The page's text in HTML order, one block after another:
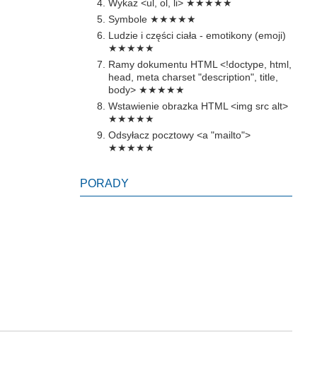
Wykaz <ul, ol, li> ★★★★★
Symbole ★★★★★
Ludzie i części ciała - emotikony (emoji)
★★★★★
Ramy dokumentu HTML <!doctype, html,
head, meta charset "description", title,
body> ★★★★★
Wstawienie obrazka HTML <img src alt>
★★★★★
Odsyłacz pocztowy <a "mailto">
★★★★★
PORADY